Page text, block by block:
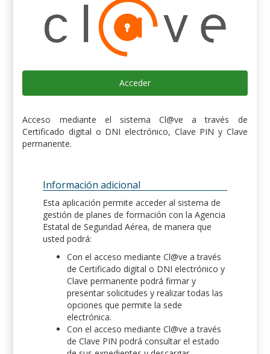
Acceder
Acceso mediante el sistema Cl@ve a través de
Certificado digital o DNI electrónico, Clave PIN y Clave
permanente.
Información adicional
Esta aplicación permite acceder al sistema de
gestión de planes de formación con la Agencia
Estatal de Seguridad Aérea, de manera que
usted podrá:
Con el acceso mediante Cl@ve a través
de Certificado digital o DNI electrónico y
Clave permanente podrá firmar y
presentar solicitudes y realizar todas las
opciones que permite la sede
electrónica.
Con el acceso mediante Cl@ve a través
de Clave PIN podrá consultar el estado